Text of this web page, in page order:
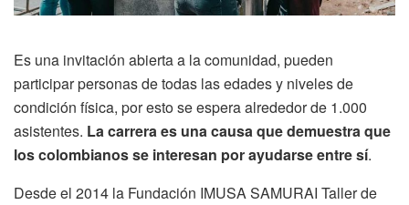
Es una invitación abierta a la comunidad, pueden
participar personas de todas las edades y niveles de
condición física, por esto se espera alrededor de 1.000
asistentes. La carrera es una causa que demuestra que
los colombianos se interesan por ayudarse entre sí.
Desde el 2014 la Fundación IMUSA SAMURAI Taller de